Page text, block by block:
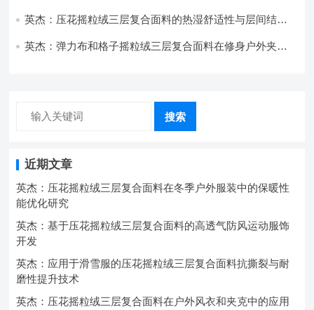
英杰：压花摇粒绒三层复合面料的热湿舒适性与层间结合
英杰：弹力布和格子摇粒绒三层复合面料在修身户外夹克
搜索
近期文章
英杰：压花摇粒绒三层复合面料在冬季户外服装中的保暖性
能优化研究
英杰：基于压花摇粒绒三层复合面料的高透气防风运动服饰
开发
英杰：应用于滑雪服的压花摇粒绒三层复合面料抗撕裂与耐
磨性提升技术
英杰：压花摇粒绒三层复合面料在户外风衣和夹克中的应用